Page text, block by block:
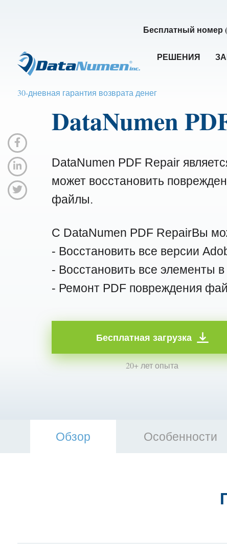
Бесплатный номер
30-дневная гарантия возврата денег
РЕШЕНИЯ
DataNumen
DataNumen PDF Repair
может восстановить
файлы.
С DataNumen PDF RepairВы
- Восстановить все версии
- Восстановить все элементы
- Ремонт PDF повреждения
Бесплатная загрузка
20+ лет опыта
Обзор Особенности